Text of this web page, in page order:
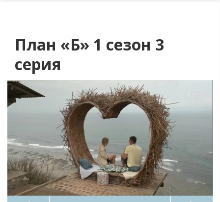
План «Б» 1 сезон 3
серия